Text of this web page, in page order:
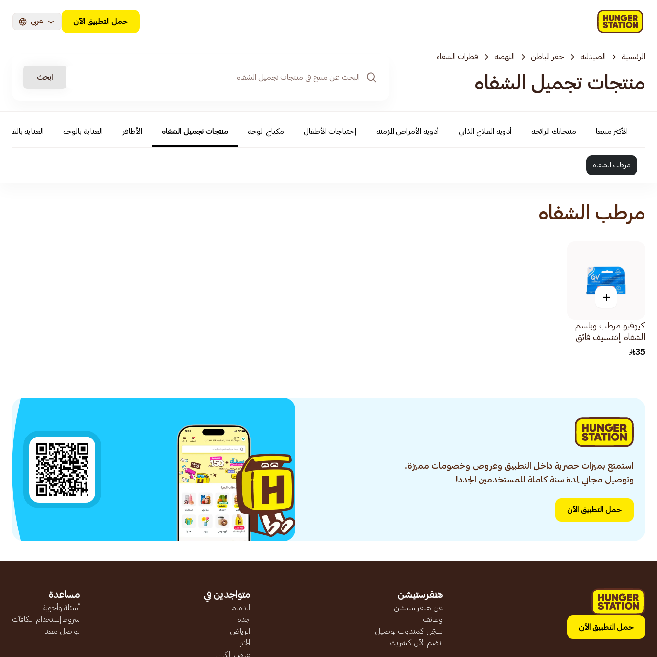
حمل التطبيق الآن عربي
الرئيسية الصيدلية حفر الباطن النهضة قطرات الشفاء
منتجات تجميل الشفاه ابحث
الأكثر مبيعا منتجاتك الرائجة أدوية العلاج الذاتي أدوية الأمراض المزمنة إحتياجات الأطفال مكياج الوجه منتجات تجميل الشفاه الأظافر العناية بالوجه العناية بالفم
مرطب الشفاه
مرطب الشفاه
+
كيوفيو مرطب وبلسم
الشفاه إنتنسيف فائق
الترطيب 15جم
35
استمتع بميزات حصرية داخل التطبيق وعروض وخصومات مميزة.
وتوصيل مجاني لمدة سنة كاملة للمستخدمين الجدد!
حمل التطبيق الآن
حمل التطبيق الآن
هنقرستيشن
عن هنقرستيشن
وظائف
سجّل كمندوب توصيل
انضم الآن كشريك
متواجدين في
الدمام
جده
الرياض
الخبر
عرض الكل...
مساعدة
أسئلة وأجوبة
شروط إستخدام المكافآت
تواصل معنا